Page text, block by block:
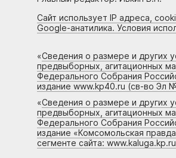
Сайт использует IP адреса,
Google-анатилика. Условия
«Сведения о размере и других
предвыборных, агитационных
Федерального Собрания
издание www.kp40.ru (св-во Эл
«Сведения о размере и других
предвыборных, агитационных
Федерального Собрания
издание «Комсомольская
сегменте сайта: www.kaluga.kp.ru